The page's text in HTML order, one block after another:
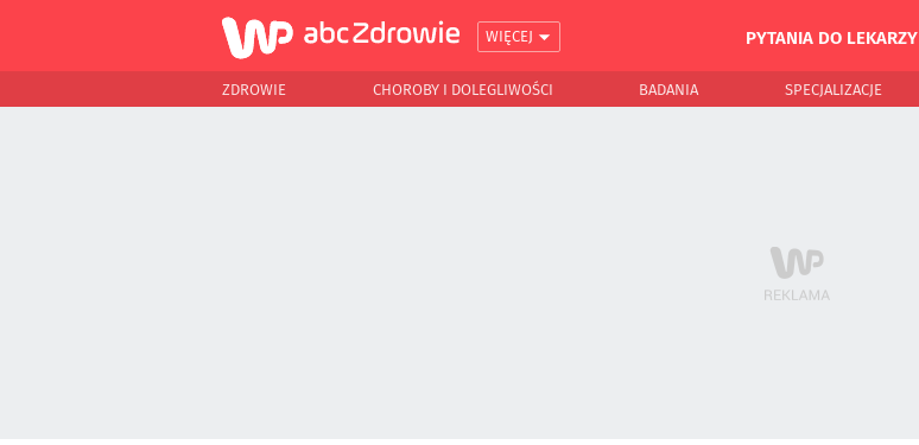
WIĘCEJ PYTANIA DO LEKARZY
ZDROWIE CHOROBY I DOLEGLIWOŚCI BADANIA SPECJALIZACJE